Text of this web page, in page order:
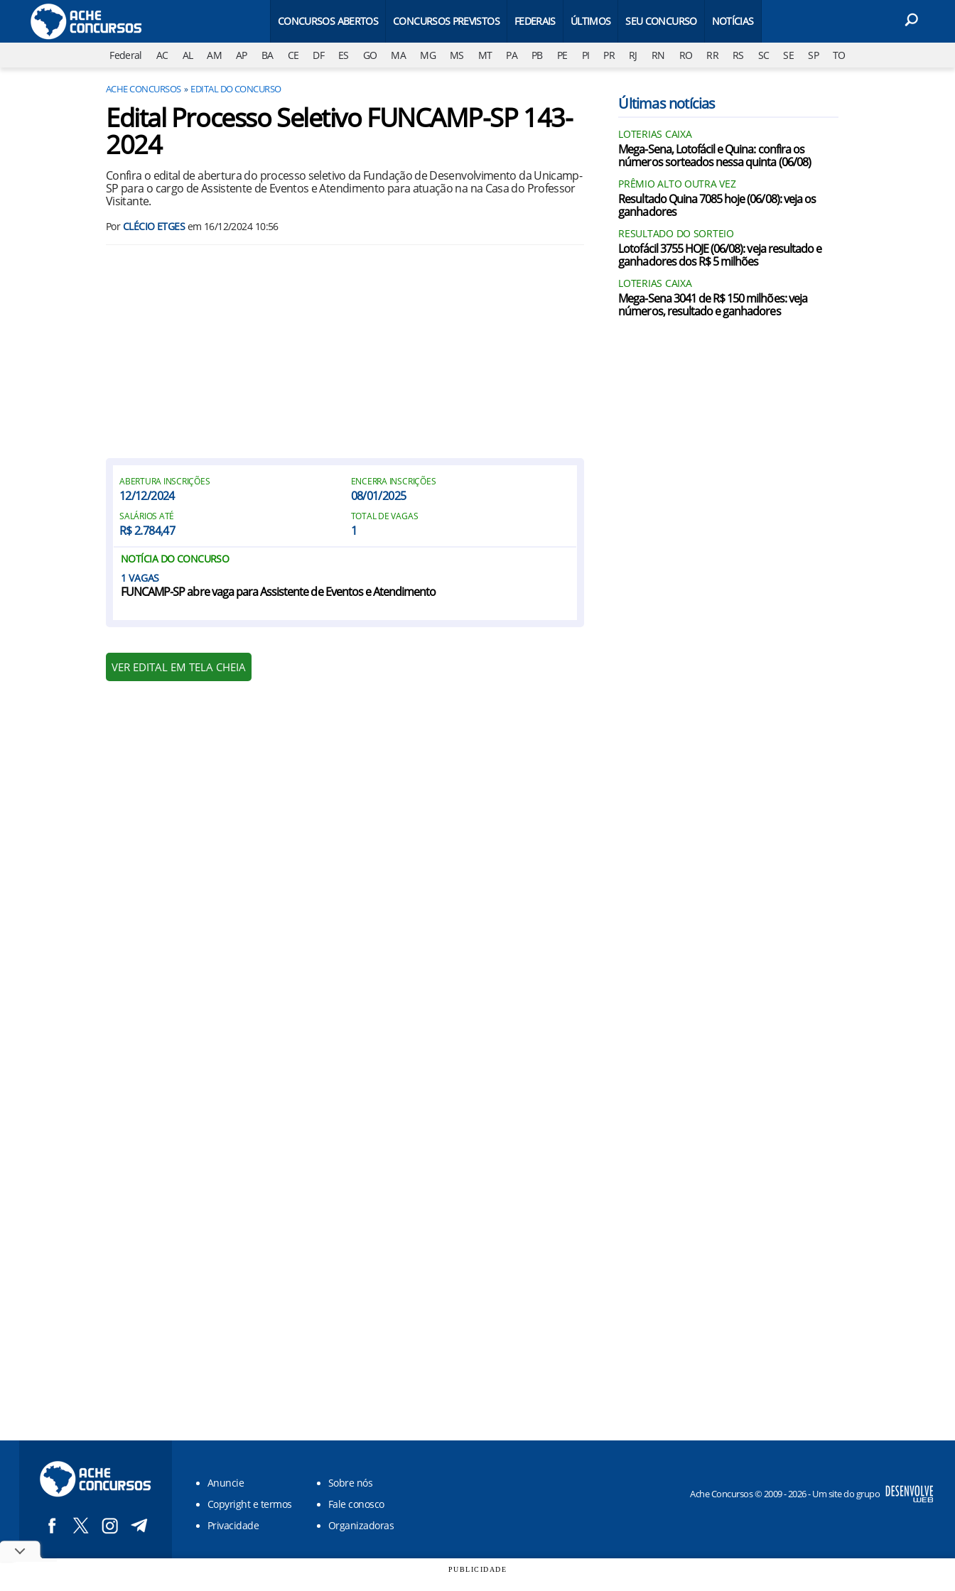
CONCURSOS ABERTOS CONCURSOS PREVISTOS FEDERAIS ÚLTIMOS SEU CONCURSO NOTÍCIAS
Federal AC AL AM AP BA CE DF ES GO MA MG MS MT PA PB PE PI PR RJ RN RO RR RS SC SE SP TO
ACHE CONCURSOS EDITAL DO CONCURSO
Edital Processo Seletivo FUNCAMP-SP 143-
2024
Confira o edital de abertura do processo seletivo da Fundação de Desenvolvimento da Unicamp-
SP para o cargo de Assistente de Eventos e Atendimento para atuação na na Casa do Professor
Visitante.
PorCLÉCIO ETGESem 16/12/2024 10:56
ABERTURA INSCRIÇÕES
12/12/2024
ENCERRA INSCRIÇÕES
08/01/2025
SALÁRIOS ATÉ
R$ 2.784,47
TOTAL DE VAGAS
1
NOTÍCIA DO CONCURSO
1
FUNCAMP-SP abre vaga para Assistente de Eventos e Atendimento
VER EDITAL EM TELA CHEIA
Últimas notícias
LOTERIAS CAIXA
Mega-Sena, Lotofácil e Quina: confira os
números sorteados nessa quinta (06/08)
PRÊMIO ALTO OUTRA VEZ
Resultado Quina 7085 hoje (06/08): veja os
ganhadores
RESULTADO DO SORTEIO
Lotofácil 3755 HOJE (06/08): veja resultado e
ganhadores dos R$ 5 milhões
LOTERIAS CAIXA
Mega-Sena 3041 de R$ 150 milhões: veja
números, resultado e ganhadores
Anuncie
Sobre nós
Copyright e termos
Fale conosco
Privacidade
Organizadoras
Ache Concursos © 2009 - 2026 - Um site do grupo
PUBLICIDADE